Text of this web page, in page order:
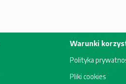
Warunki
Polityka
Pliki cookies